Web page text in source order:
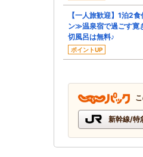
【一人旅歓迎】1泊2
ン≫温泉宿で過ごす寛
切風呂は無料♪
ポイントUP
新幹線/特